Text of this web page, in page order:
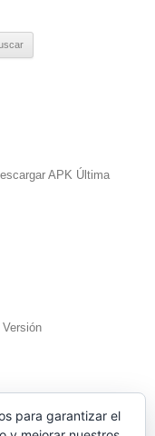
APK Última
Versión
para garantizar el